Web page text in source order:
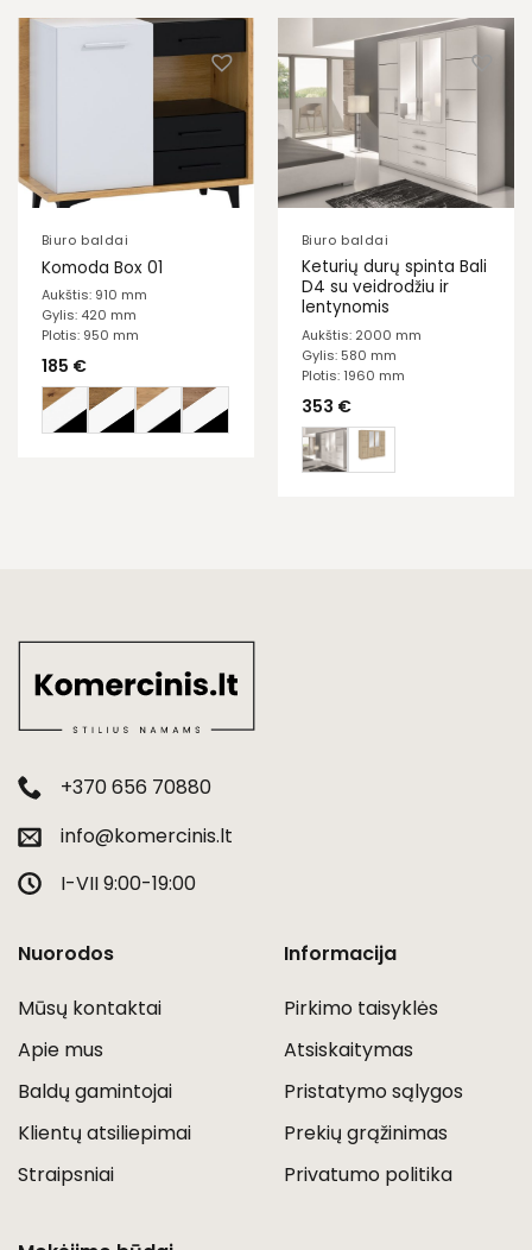
Biuro baldai
Komoda Box 01
Aukštis: 910 mm
Gylis: 420 mm
Plotis: 950 mm
185 €
Biuro baldai
Keturių durų spinta Bali
D4 su veidrodžiu ir
lentynomis
Aukštis: 2000 mm
Gylis: 580 mm
Plotis: 1960 mm
353 €
+370 656 70880
info@komercinis.lt
I-VII 9:00-19:00
Nuorodos
Mūsų kontaktai
Apie mus
Baldų gamintojai
Klientų atsiliepimai
Straipsniai
Informacija
Pirkimo taisyklės
Atsiskaitymas
Pristatymo sąlygos
Prekių grąžinimas
Privatumo politika